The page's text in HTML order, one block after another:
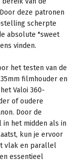
deze patronen
scherpte
absolute "sweet
vinden.
het testen van de
filmhouder en
Valoi 360-
of oudere
Door de
het midden als in
kun je ervoor
vlak en parallel
essentieel